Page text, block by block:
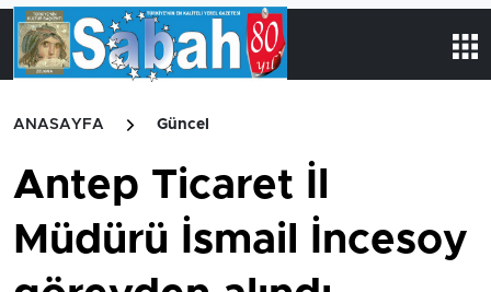
ANASAYFA Güncel
Antep Ticaret İl
Müdürü İsmail İncesoy